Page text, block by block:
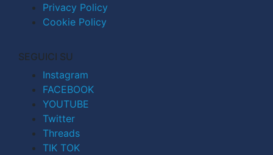
Privacy Policy
Cookie Policy
SEGUICI SU
Instagram
FACEBOOK
YOUTUBE
Twitter
Threads
TIK TOK